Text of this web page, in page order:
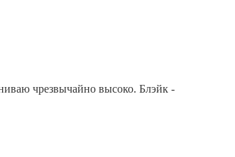
чрезвычайно высоко. Блэйк -